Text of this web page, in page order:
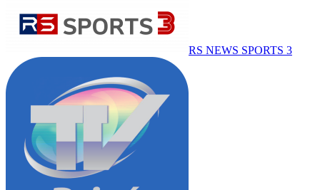
RS NEWS SPORTS 3